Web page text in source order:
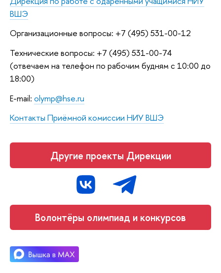
ВШЭ
Организационные вопросы: +7 (495) 531-00-12
Технические вопросы: +7 (495) 531-00-74
(отвечаем на телефон по рабочим будням с 10:00 до
18:00)
E-mail: olymp@hse.ru
Контакты Приёмной комиссии НИУ ВШЭ
Другие проекты Дирекции
Волонтёры олимпиад и конкурсов